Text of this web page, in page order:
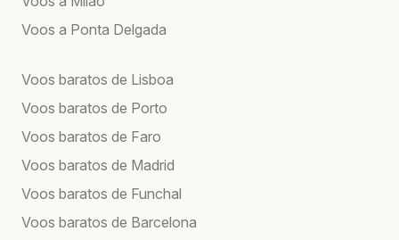
Voos a Ponta Delgada
Voos baratos de Lisboa
Voos baratos de Porto
Voos baratos de Faro
Voos baratos de Madrid
Voos baratos de Funchal
Voos baratos de Barcelona